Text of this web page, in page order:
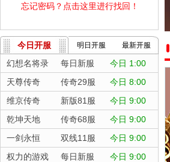
忘记密码？点击这里进行找回！
今日开服 明日开服 最新开服
幻想名将录 每日新服
今日 1:00
天尊传奇
传奇29服
今日 8:00
维京传奇
新版81服
今日 9:00
乾坤天地
传奇68服
今日 9:00
一剑永恒
双线11服
今日 9:00
权力的游戏
每日新服
今日 9:00